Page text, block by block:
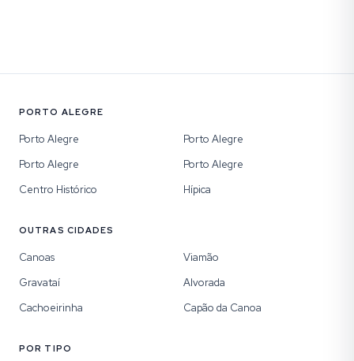
PORTO ALEGRE
Porto Alegre
Porto Alegre
Porto Alegre
Porto Alegre
Centro Histórico
Hípica
OUTRAS CIDADES
Canoas
Viamão
Gravataí
Alvorada
Cachoeirinha
Capão da Canoa
POR TIPO